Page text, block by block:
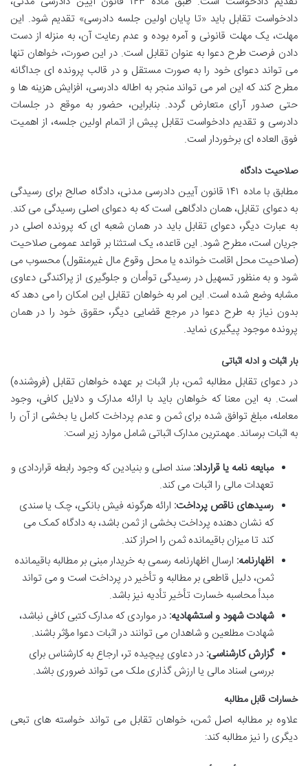
دادخواست تقابل باید «تا پایان اولین جلسه دادرسی» تقدیم شود. این
مهلت، یک مهلت قانونی و آمره بوده و عدم رعایت آن، به منزله از دست
دادن فرصت طرح دعوا به عنوان تقابل است. در این صورت، خواهان تنها
می تواند دعوای خود را به صورت مستقل و در قالب پرونده ای جداگانه
مطرح کند که این امر می تواند منجر به اطاله دادرسی، افزایش هزینه ها و
حتی صدور آرای متعارض گردد. بنابراین، حضور به موقع در جلسات
دادرسی و تقدیم دادخواست تقابل پیش از اتمام اولین جلسه، از اهمیت
فوق العاده ای برخوردار است.
صلاحیت دادگاه
مطابق با ماده ۱۴۱ قانون آیین دادرسی مدنی، دادگاه صالح برای رسیدگی
به دعوای تقابل، همان دادگاهی است که به دعوای اصلی رسیدگی می کند.
به عبارت دیگر، دعوای تقابل باید در همان شعبه ای که پرونده اصلی در
جریان است، مطرح شود. این قاعده، یک استثنا بر قواعد عمومی صلاحیت
(صلاحیت محل اقامت خوانده یا محل وقوع مال غیرمنقول) محسوب می
شود و به منظور تسهیل در رسیدگی توأمان و جلوگیری از پراکندگی دعاوی
مشابه وضع شده است. این امر به خواهان تقابل این امکان را می دهد که
بدون نیاز به طرح دعوا در مرجع قضایی دیگر، حقوق خود را در همان
پرونده موجود پیگیری نماید.
بار اثبات و ادله اثباتی
در دعوای تقابل مطالبه ثمن، بار اثبات بر عهده خواهان تقابل (فروشنده)
است. به این معنا که خواهان باید با ارائه مدارک و دلایل کافی، وجود
معامله، مبلغ توافق شده برای ثمن و عدم پرداخت کامل یا بخشی از آن را
به اثبات برساند. مهمترین مدارک اثباتی شامل موارد زیر است:
مبایعه نامه یا قرارداد: سند اصلی و بنیادین که وجود رابطه قراردادی و
تعهدات مالی را اثبات می کند.
رسیدهای ناقص پرداخت: ارائه هرگونه فیش بانکی، چک یا سندی
که نشان دهنده پرداخت بخشی از ثمن باشد، به دادگاه کمک می
کند تا میزان باقیمانده ثمن را احراز کند.
اظهارنامه: ارسال اظهارنامه رسمی به خریدار مبنی بر مطالبه باقیمانده
ثمن، دلیل قاطعی بر مطالبه و تأخیر در پرداخت است و می تواند
مبدأ محاسبه خسارت تأخیر تأدیه نیز باشد.
شهادت شهود و استشهادیه: در مواردی که مدارک کتبی کافی نباشد،
شهادت مطلعین و شاهدان می توانند در اثبات دعوا مؤثر باشند.
گزارش کارشناسی: در دعاوی پیچیده تر، ارجاع به کارشناس برای
بررسی اسناد مالی یا ارزش گذاری ملک می تواند ضروری باشد.
خسارات قابل مطالبه
علاوه بر مطالبه اصل ثمن، خواهان تقابل می تواند خواسته های تبعی
دیگری را نیز مطالبه کند: